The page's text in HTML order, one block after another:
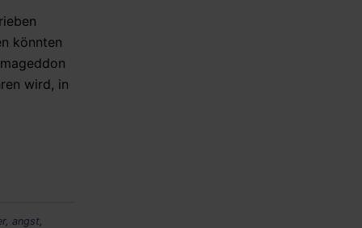
könnten
wird, in
, angst